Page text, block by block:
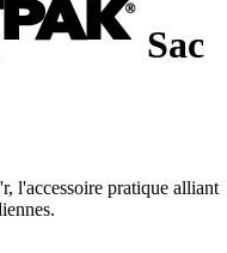
Sac
l'accessoire pratique alliant